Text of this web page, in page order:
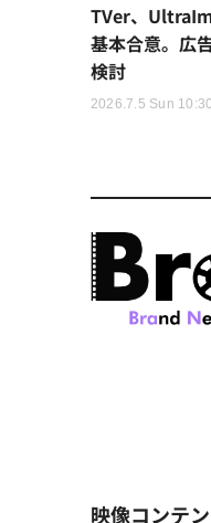
TVer、
基本合意。広
検討
2026.7.5 Sun 10:30
映像コンテ